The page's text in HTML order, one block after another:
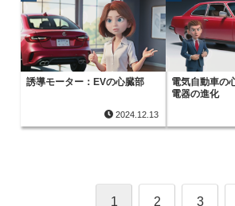
誘導モーター：EVの心臓部
2024.12.13
電気自動車の
電器の進化
1 2 3